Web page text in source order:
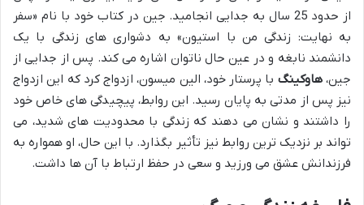
از حدود 25 سال به جدایی انجامید. جین در کتاب خود با نام «سفر
به نهایت: زندگی من با استیون» به دشواری های زندگی با یک
دانشمند نابغه و در عین حال ناتوان اشاره می کند. پس از جدایی از
جین،هاوکینگ با پرستار خود، الین میسون، ازدواج کرد که این ازدواج
نیز پس از مدتی به پایان رسید. این روابط، پیچیدگی های خاص خود
را داشتند و نشان می دهند که زندگی با محدودیت های شدید، می
تواند بر نزدیک ترین روابط نیز تأثیر بگذارد. با این حال، او همواره به
فرزندانش عشق می ورزید و سعی در حفظ ارتباط با آن ها داشت.